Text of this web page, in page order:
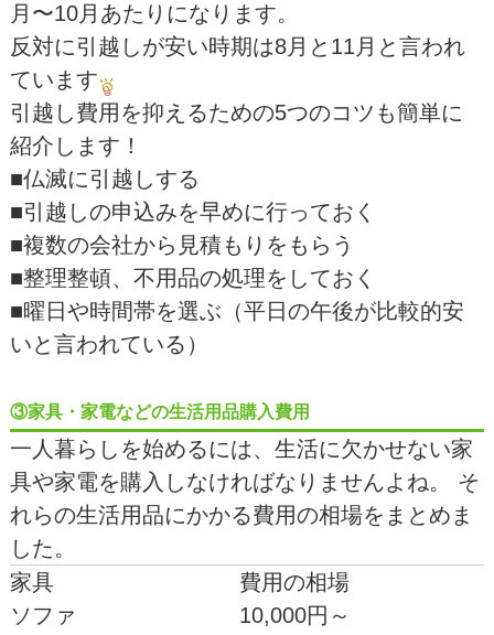
月〜10月あたりになります。
反対に引越しが安い時期は8月と11月と言われ
ています
引越し費用を抑えるための5つのコツも簡単に
紹介します！
■仏滅に引越しする
■引越しの申込みを早めに行っておく
■複数の会社から見積もりをもらう
■整理整頓、不用品の処理をしておく
■曜日や時間帯を選ぶ（平日の午後が比較的安
いと言われている）
③家具・家電などの生活用品購入費用
一人暮らしを始めるには、生活に欠かせない家
具や家電を購入しなければなりませんよね。 そ
れらの生活用品にかかる費用の相場をまとめま
した。
家具
費用の相場
ソファ
10,000円～